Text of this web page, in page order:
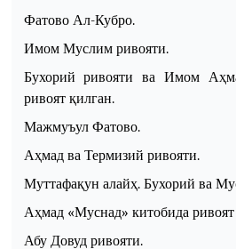
Фатово Ал-Кубро.
Имом Муслимривояти.
Бухорий ривоятива Имом
ривоят қилган.
Мажмуъул Фатово.
Аҳмад ва Термизий ривояти.
Муттафақун алайҳ. Бухорий ва
Аҳмад «Муснад» китобида ривоят
Абу Довуд ривояти.